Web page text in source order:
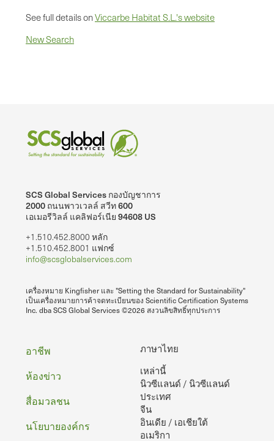
See full details onViccarbe Habitat S.L.'s website
New Search
SCS Global Services กองบัญชาการ
2000 ถนนพาวเวลล์ สวีท 600
เอเมอรีวิลล์ แคลิฟอร์เนีย 94608 US
+1.510.452.8000 หลัก
+1.510.452.8001 แฟกซ์
info@scsglobalservices.com
เครื่องหมาย Kingfisher และ "Setting the Standard for Sustainability"
เป็นเครื่องหมายการค้าจดทะเบียนของ Scientific Certification Systems
Inc. dba SCS Global Services ©2026 สงวนลิขสิทธิ์ทุกประการ
ภาษาไทย
เหล่านี้
นิวซีแลนด์ / นิวซีแลนด์
ประเทศ
จีน
อินเดีย / เอเชียใต้
อเมริกา
ท้าย
กระดาษ
อาชีพ
ห้องข่าว
สื่อมวลชน
นโยบายองค์กร